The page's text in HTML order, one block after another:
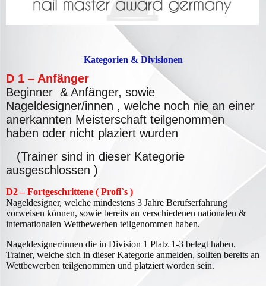
Kategorien & Divisionen
D 1 – Anfänger
Beginner & Anfänger, sowie
Nageldesigner/innen , welche noch nie an einer
anerkannten Meisterschaft teilgenommen
haben oder nicht plaziert wurden
(Trainer sind in dieser Kategorie
ausgeschlossen )
D2 – Fortgeschrittene ( Profi`s )
Nageldesigner, welche mindestens 3 Jahre Berufserfahrung
vorweisen können, sowie bereits an verschiedenen nationalen &
internationalen Wettbewerben teilgenommen haben.
Nageldesigner/innen die in Division 1 Platz 1-3 belegt haben.
Trainer, welche sich in dieser Kategorie anmelden, sollten bereits an
Wettbewerben teilgenommen und platziert worden sein.